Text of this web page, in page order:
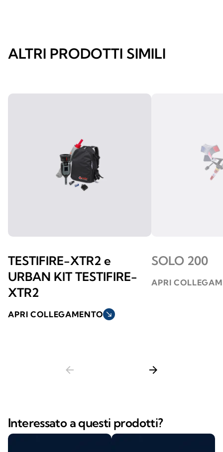
ALTRI PRODOTTI SIMILI
TESTIFIRE-XTR2 e
URBAN KIT TESTIFIRE-
XTR2
APRI COLLEGAMENTO south_east
SOLO 200
APRI
arrow_back arrow_forward
Interessato a questi prodotti?